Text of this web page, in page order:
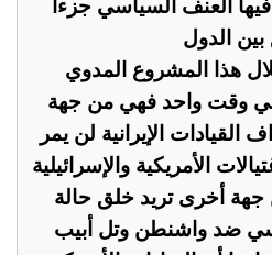
العنف السياسي جزءا
الدول
هذا المشروع المدوي
في وقت واحد فهي من جهة
الإيرانية لن يمر
الأمريكية والإسرائيلية
جهة أخرى تريد خلق حالة
ضد واشنطن وتل أبيب